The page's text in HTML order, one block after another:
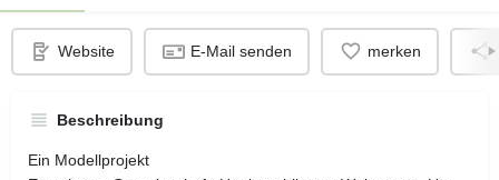
Website E-Mail senden merken
Beschreibung
Ein Modellprojekt